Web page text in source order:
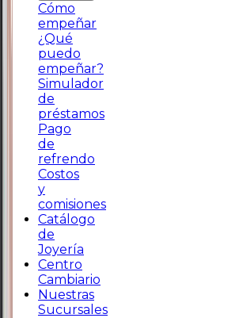
Cómo
empeñar
¿Qué
puedo
empeñar?
Simulador
de
préstamos
Pago
de
refrendo
Costos
y
comisiones
Catálogo
de
Joyería
Centro
Cambiario
Nuestras
Sucursales